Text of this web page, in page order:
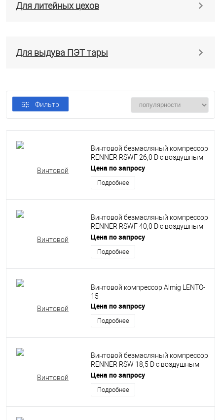
Для литейных цехов
Для выдува ПЭТ тары
Фильтр
Винтовой безмасляный компрессор
RENNER RSWF 26,0 D с воздушным
охлаждением
Цена по запросу
Подробнее
Винтовой безмасляный компрессор
RENNER RSWF 40,0 D с воздушным
охлаждением
Цена по запросу
Подробнее
Винтовой компрессор Almig LENTO-
15
Цена по запросу
Подробнее
Винтовой безмасляный компрессор
RENNER RSW 18,5 D с воздушным
охлаждением
Цена по запросу
Подробнее